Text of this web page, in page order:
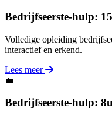
Bedrijfseerste-hulp:
Volledige opleiding
interactief en erkend.
Lees meer
💼
Bedrijfseerste-hulp: